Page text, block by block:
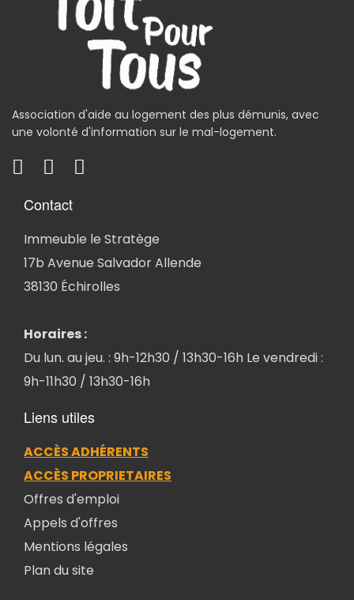
Association d'aide au logement des plus démunis, avec
une volonté d'information sur le mal-logement.
Contact
Immeuble le Stratège
17b Avenue Salvador Allende
38130 Échirolles
Horaires :
Du lun. au jeu. : 9h-12h30 / 13h30-16h Le vendredi :
9h-11h30 / 13h30-16h
Liens utiles
ACCÈS ADHÉRENTS
ACCÈS PROPRIETAIRES
Offres d'emploi
Appels d'offres
Mentions légales
Plan du site